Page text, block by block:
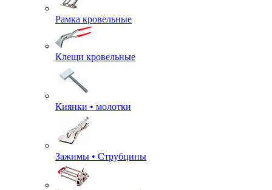
Рамка кровельные
Клещи кровельные
Киянки • молотки
Зажимы • Струбцины